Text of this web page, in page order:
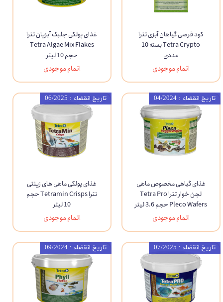
کود قرصی گیاهان آبزی تترا
Tetra Crypto بسته 10
عددی
اتمام موجودی
غذای پولکی جلبک آبزیان تترا
Tetra Algae Mix Flakes
حجم 10 لیتر
اتمام موجودی
غذای گیاهی مخصوص ماهی
لجن خوار تترا Tetra Pro
Pleco Wafers حجم 3.6 لیتر
اتمام موجودی
تاریخ انقضاء : 04/2024
غذای پولکی ماهی های زینتی
تترا Tetramin Crisps حجم
10 لیتر
اتمام موجودی
تاریخ انقضاء : 06/2025
تاریخ انقضاء : 07/2025 تاریخ انقضاء : 09/2024